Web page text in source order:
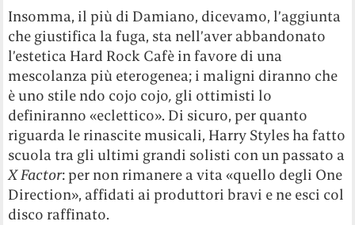
Insomma, il più di Damiano, dicevamo, l’aggiunta
che giustifica la fuga, sta nell’aver abbandonato
l’estetica Hard Rock Cafè in favore di una
mescolanza più eterogenea; i maligni diranno che
è uno stile ndo cojo cojo, gli ottimisti lo
definiranno «eclettico». Di sicuro, per quanto
riguarda le rinascite musicali, Harry Styles ha fatto
scuola tra gli ultimi grandi solisti con un passato a
X Factor: per non rimanere a vita «quello degli One
Direction», affidati ai produttori bravi e ne esci col
disco raffinato.